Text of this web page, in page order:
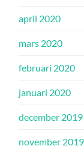
april 2020
mars 2020
februari 2020
januari 2020
december 2019
november 2019